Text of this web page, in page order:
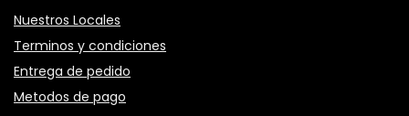
Nuestros Locales
Terminos y condiciones
Entrega de pedido
Metodos de pago